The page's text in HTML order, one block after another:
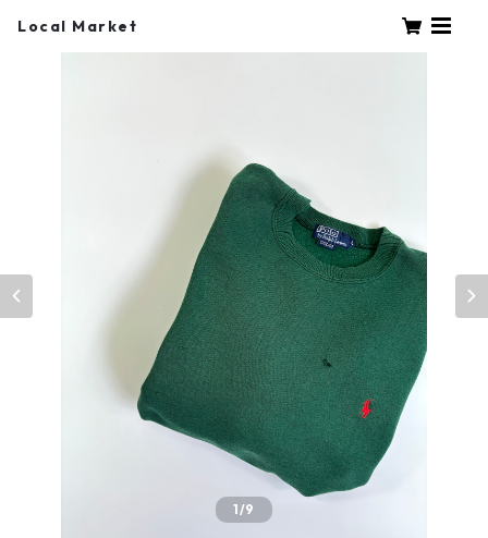
Local Market
1/9